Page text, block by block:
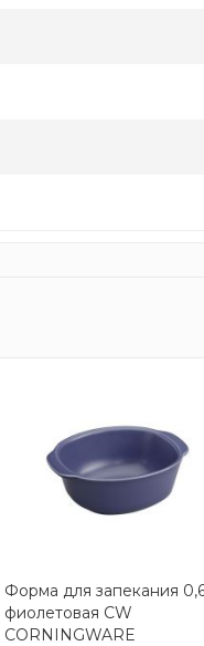
Форма для запекания
фиолетовая CW
CORNINGWARE